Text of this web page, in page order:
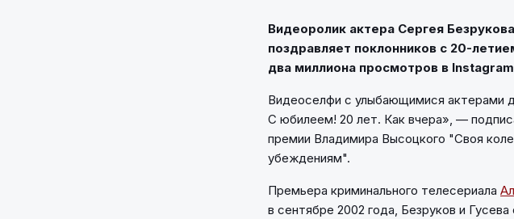
Видеоролик актера Сергея
поздравляет поклонников с 20-
два миллиона просмотров в
Видеоселфи с улыбающимися актерами
С юбилеем! 20 лет. Как вчера», —
премии Владимира Высоцкого "Своя
убеждениям".
Премьера криминального телесериала
в сентябре 2002 года, Безруков и